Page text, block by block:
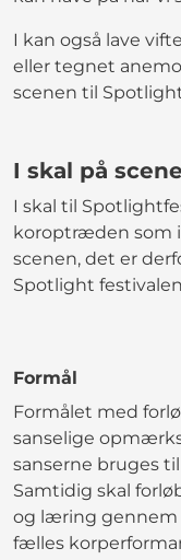
I kan også lave
eller tegnet
scenen til
I skal på
I skal til
koroptræden som
scenen, det er
Spotlight
Formål
Formålet med
sanselige
sanserne bruges
Samtidig skal
og læring gennem
fælles